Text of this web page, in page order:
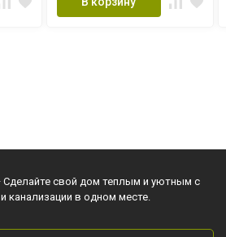
Сделайте свой дом теплым и уютным с
канализации в одном месте.